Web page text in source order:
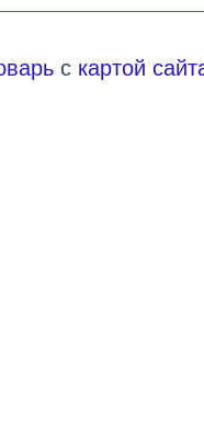
с картой